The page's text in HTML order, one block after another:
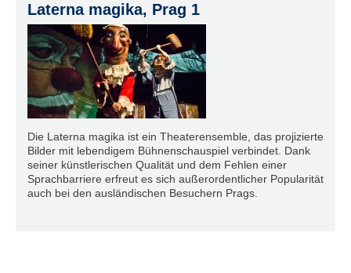
Laterna magika, Prag 1
Die Laterna magika ist ein Theaterensemble, das projizierte
Bilder mit lebendigem Bühnenschauspiel verbindet. Dank
seiner künstlerischen Qualität und dem Fehlen einer
Sprachbarriere erfreut es sich außerordentlicher Popularität
auch bei den ausländischen Besuchern Prags.